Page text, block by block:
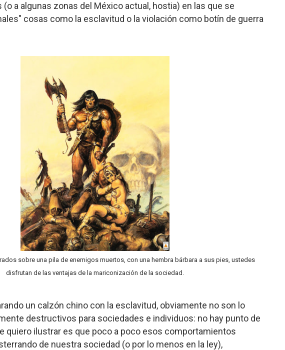
a algunas zonas del México actual, hostia) en las que se
cosas como la esclavitud o la violación como botín de guerra
sobre una pila de enemigos muertos, con una hembra bárbara a sus pies, ustedes
disfrutan de las ventajas de la mariconización de la sociedad.
un calzón chino con la esclavitud, obviamente no son lo
destructivos para sociedades e individuos: no hay punto de
quiero ilustrar es que poco a poco esos comportamientos
de nuestra sociedad (o por lo menos en la ley),